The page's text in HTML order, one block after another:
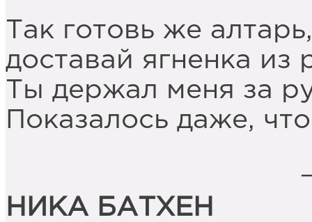
Так готовь же
доставай ягненка из
Ты держал меня за
Показалось даже,
НИКА БАТХЕН